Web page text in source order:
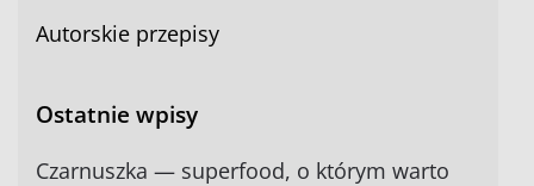
Autorskie przepisy
Ostatnie wpisy
Czarnuszka — superfood, o którym warto